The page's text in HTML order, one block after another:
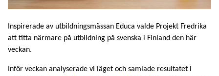
Inspirerade av utbildningsmässan Educa valde Projekt Fredrika
att titta närmare på utbildning på svenska i Finland den här
veckan.
Inför veckan analyserade vi läget och samlade resultatet i